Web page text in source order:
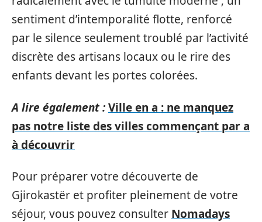
sentiment d’intemporalité flotte, renforcé
par le silence seulement troublé par l’activité
discrète des artisans locaux ou le rire des
enfants devant les portes colorées.
A lire également :Ville en a : ne manquez
pas notre liste des villes commençant par a
à découvrir
Pour préparer votre découverte de
Gjirokastër et profiter pleinement de votre
séjour, vous pouvez consulter Nomadays